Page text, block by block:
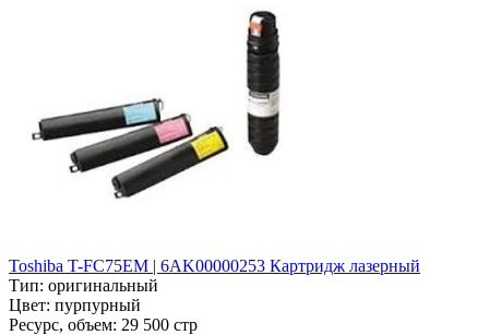
Toshiba T-FC75EM | 6AK00000253 Картридж лазерный
Тип: оригинальный
Цвет: пурпурный
Ресурс, объем: 29 500 стр